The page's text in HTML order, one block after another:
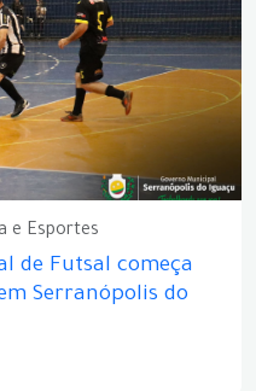
e Esportes
de Futsal começa
Serranópolis do